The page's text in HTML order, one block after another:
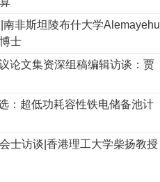
南非斯坦陵布什大学Alemayehu
士
论文集资深组稿编辑访谈：贾
：超低功耗容性铁电储备池计
士访谈|香港理工大学柴扬教授